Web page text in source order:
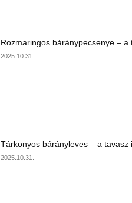
Rozmaringos báránypecsenye – a
2025.10.31.
Tárkonyos bárányleves – a tavasz
2025.10.31.